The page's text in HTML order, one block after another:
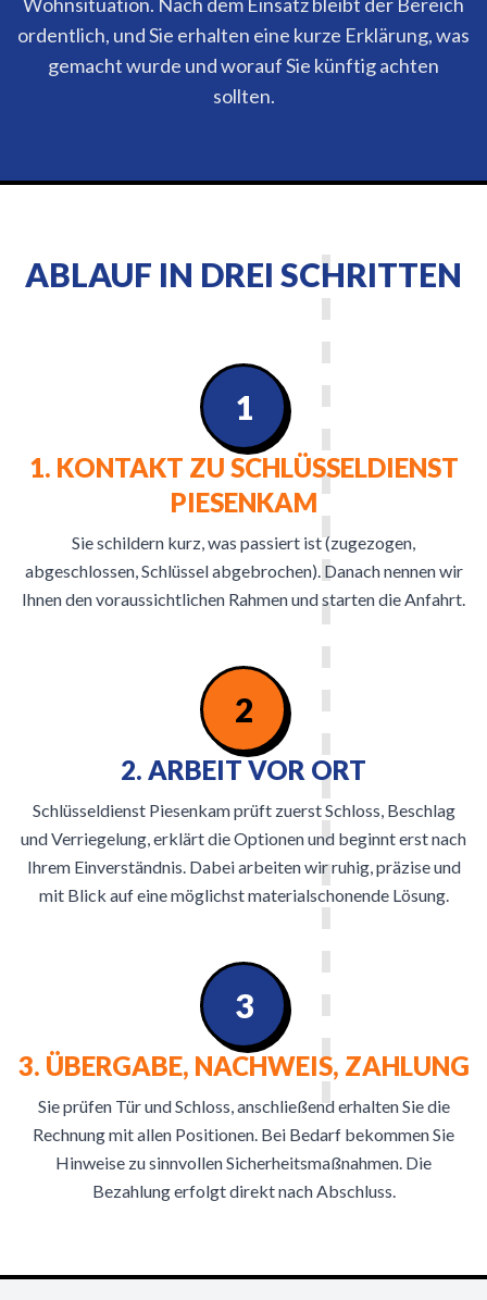
ordentlich, und Sie erhalten eine kurze Erklärung, was
gemacht wurde und worauf Sie künftig achten
sollten.
ABLAUF IN DREI SCHRITTEN
1. KONTAKT ZU SCHLÜSSELDIENST
PIESENKAM
Sie schildern kurz, was passiert ist (zugezogen,
abgeschlossen, Schlüssel abgebrochen). Danach nennen wir
Ihnen den voraussichtlichen Rahmen und starten die Anfahrt.
1
2
2. ARBEIT VOR ORT
Schlüsseldienst Piesenkam prüft zuerst Schloss, Beschlag
und Verriegelung, erklärt die Optionen und beginnt erst nach
Ihrem Einverständnis. Dabei arbeiten wir ruhig, präzise und
mit Blick auf eine möglichst materialschonende Lösung.
3. ÜBERGABE, NACHWEIS, ZAHLUNG
Sie prüfen Tür und Schloss, anschließend erhalten Sie die
Rechnung mit allen Positionen. Bei Bedarf bekommen Sie
Hinweise zu sinnvollen Sicherheitsmaßnahmen. Die
Bezahlung erfolgt direkt nach Abschluss.
3